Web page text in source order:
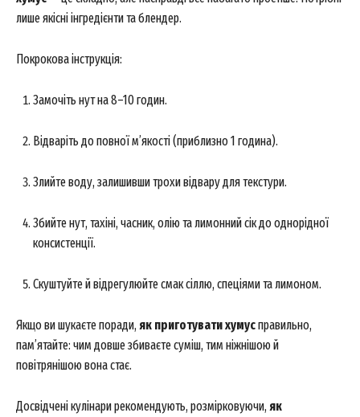
лише якісні інгредієнти та блендер.
Покрокова інструкція:
Замочіть нут на 8–10 годин.
Відваріть до повної м’якості (приблизно 1 година).
Злийте воду, залишивши трохи відвару для текстури.
Збийте нут, тахіні, часник, олію та лимонний сік до однорідної
консистенції.
Скуштуйте й відрегулюйте смак сіллю, спеціями та лимоном.
Якщо ви шукаєте поради, як приготувати хумусправильно,
пам’ятайте: чим довше збиваєте суміш, тим ніжнішою й
повітрянішою вона стає.
Досвідчені кулінари рекомендують, розмірковуючи, як